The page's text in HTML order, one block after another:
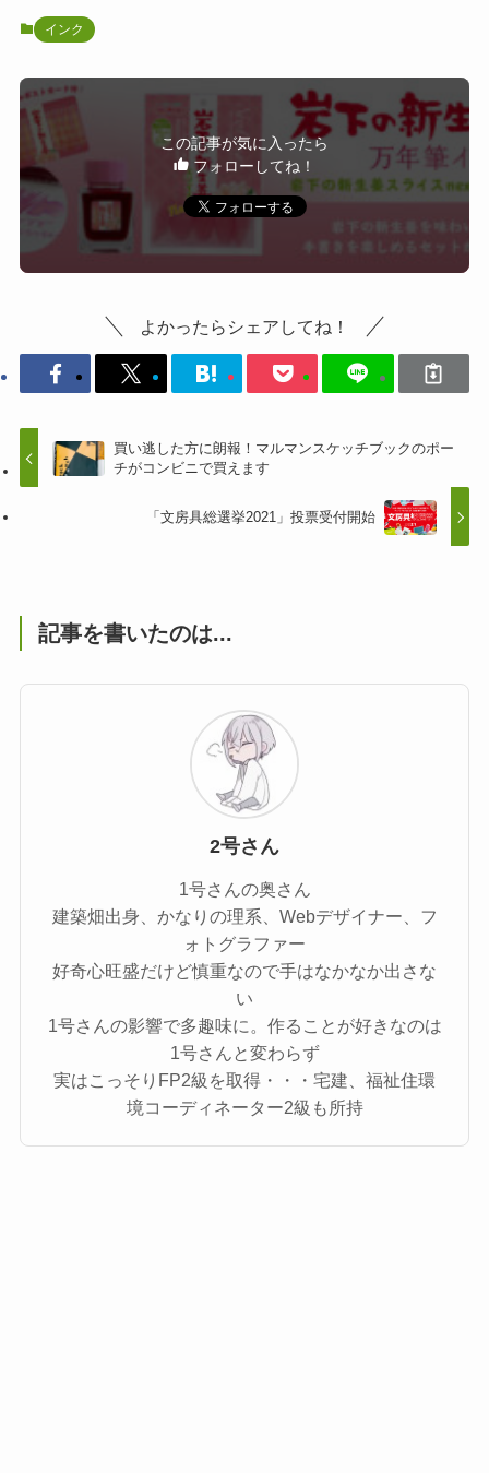
インク
この記事が気に入ったら
フォローしてね！
よかったらシェアしてね！
買い逃した方に朗報！マルマンスケッチブックのポー
チがコンビニで買えます
「文房具総選挙2021」投票受付開始
記事を書いたのは...
2号さん
1号さんの奥さん
建築畑出身、かなりの理系、Webデザイナー、フ
ォトグラファー
好奇心旺盛だけど慎重なので手はなかなか出さな
い
1号さんの影響で多趣味に。作ることが好きなのは
1号さんと変わらず
実はこっそりFP2級を取得・・・宅建、福祉住環
境コーディネーター2級も所持